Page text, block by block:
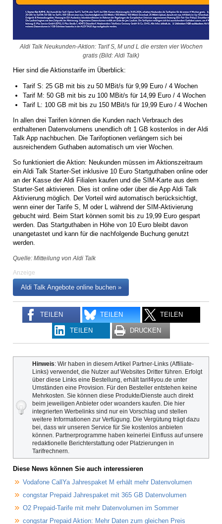
Aldi Talk Neukunden-Aktion: Tarif S, M und L die ersten vier Wochen
gratis (Bild: Aldi Talk)
Hier sind die Aktionstarife im Überblick:
Tarif S: 25 GB mit bis zu 50 MBit/s für 9,99 Euro / 4 Wochen
Tarif M: 50 GB mit bis zu 100 MBit/s für 14,99 Euro / 4 Wochen
Tarif L: 100 GB mit bis zu 150 MBit/s für 19,99 Euro / 4 Wochen
In allen drei Tarifen können die Kunden nach Verbrauch des
enthaltenen Datenvolumens unendlich oft 1 GB kostenlos in der Aldi
Talk App nachbuchen. Die Tarifoptionen verlängern sich bei
ausreichendem Guthaben automatisch um vier Wochen.
So funktioniert die Aktion: Neukunden müssen im Aktionszeitraum
ein Aldi Talk Starter-Set inklusive 10 Euro Startguthaben online oder
an der Kasse der Aldi Filialen kaufen und die SIM-Karte aus dem
Starter-Set aktivieren. Dies ist online oder über die App Aldi Talk
Aktivierung möglich. Der Vorteil wird automatisch berücksichtigt,
wenn einer der Tarife S, M oder L während der SIM-Aktivierung
gebucht wird. Beim Start können somit bis zu 19,99 Euro gespart
werden. Das Startguthaben in Höhe von 10 Euro bleibt davon
unangetastet und kann für die nachfolgende Buchung genutzt
werden.
Quelle: Mitteilung von Aldi Talk
Anzeige
Aldi Talk Angebote online buchen »
TEILEN TEILEN TEILEN
TEILEN DRUCKEN
Hinweis: Wir haben in diesem Artikel Partner-Links (Affiliate-
Links) verwendet, die Nutzer auf Websites Dritter führen. Erfolgt
über diese Links eine Bestellung, erhält tarif4you.de unter
Umständen eine Provision. Für den Besteller entstehen keine
Mehrkosten. Sie können diese Produkte/Dienste auch direkt
beim jeweiligen Anbieter oder woanders kaufen. Die hier
integrierten Werbelinks sind nur ein Vorschlag und stellen
weitere Informationen zur Verfügung. Die Vergütung trägt dazu
bei, dass wir unseren Service für Sie kostenlos anbieten
können. Partnerprogramme haben keinerlei Einfluss auf unsere
redaktionelle Berichterstattung oder Platzierungen in
Tarifrechnern.
Diese News können Sie auch interessieren
Vodafone CallYa Jahrespaket M erhält mehr Datenvolumen
congstar Prepaid Jahrespaket mit 365 GB Datenvolumen
O2 Prepaid-Tarife mit mehr Datenvolumen im Sommer
congstar Prepaid Aktion: Mehr Daten zum gleichen Preis